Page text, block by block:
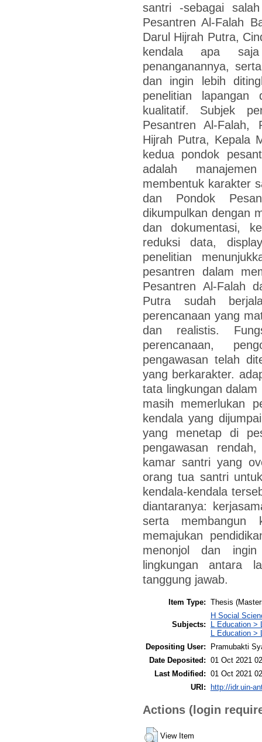
santri -sebagai
Pesantren Al-Falah
Darul Hijrah Putra,
kendala apa
penanganannya,
dan ingin lebih
penelitian lapangan
kualitatif. Subjek
Pesantren Al-Falah,
Hijrah Putra, Kepala
kedua pondok
adalah
membentuk karakter
dan Pondok
dikumpulkan dengan
dan dokumentasi,
reduksi data,
penelitian
pesantren dalam
Pesantren Al-Falah
Putra sudah
perencanaan yang
dan realistis.
perencanaan,
pengawasan telah
yang berkarakter.
tata lingkungan
masih memerlukan
kendala yang
yang menetap di
pengawasan
kamar santri yang
orang tua santri
kendala-kendala
diantaranya:
serta membangun
memajukan
menonjol dan ingin
lingkungan antara
tanggung jawab.
Item Type: Thesis
Subjects:
H Social
L Education >
L Education >
Depositing User:
Pramubakti
Date Deposited: 01 Oct 2021
Last Modified: 01 Oct 2021
URI: http://idr.uin-
Actions (login
View Item